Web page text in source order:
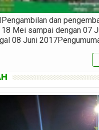
dan
18 Mei sampai dengan 07
08 Juni